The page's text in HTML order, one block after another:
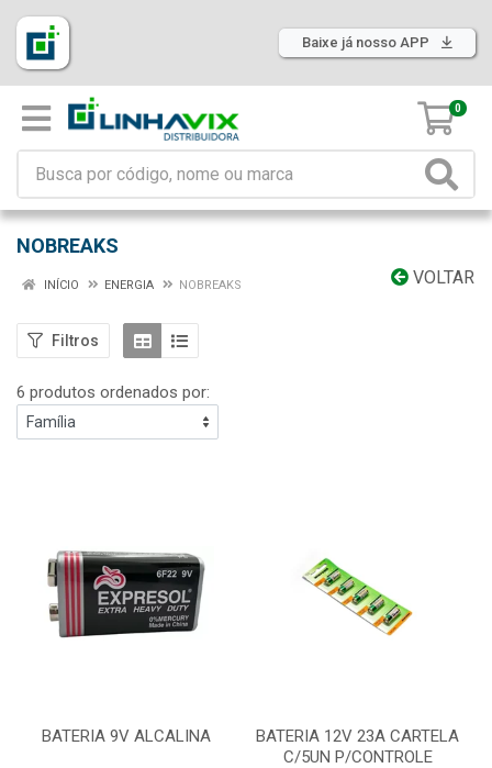
Baixe já nosso APP
0
NOBREAKS
VOLTAR
INÍCIO ENERGIA NOBREAKS
Filtros
6 produtos ordenados por:
BATERIA 9V ALCALINA
BATERIA 12V 23A CARTELA
C/5UN P/CONTROLE